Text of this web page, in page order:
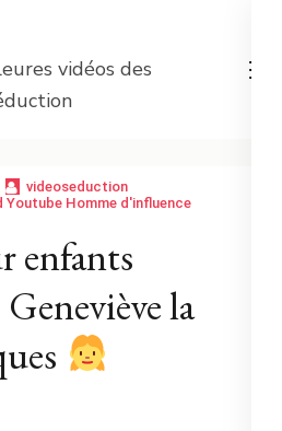
vidéos des
videoseduction
Youtube Homme d'influence
enfants
la